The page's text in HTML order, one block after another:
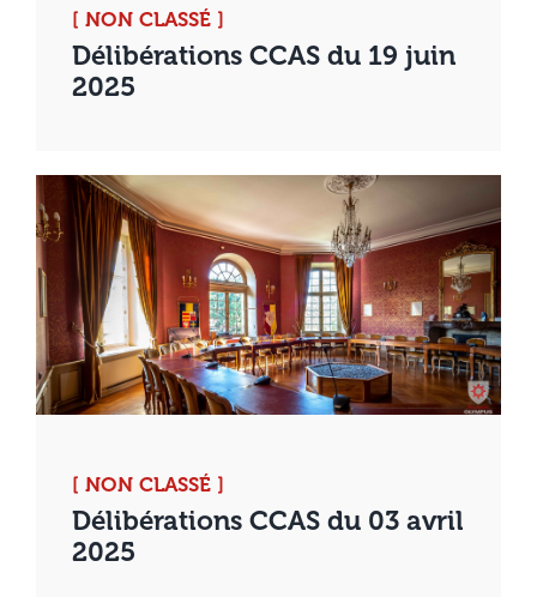
[ NON CLASSÉ ]
Délibérations CCAS du 19 juin
2025
[ NON CLASSÉ ]
Délibérations CCAS du 03 avril
2025